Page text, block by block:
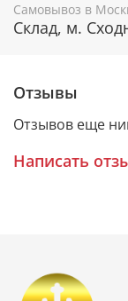
Имя
Церкви.
Подарочная
Самовывоз в
Склад, м.
Отзывы
Отзывов еще
Написать